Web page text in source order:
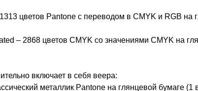
цветов Pantone с переводом в CMYK и RGB на
– 2868 цветов CMYK со значениями CMYK на
включает в себя веера:
металлик Pantone на глянцевой бумаге (1